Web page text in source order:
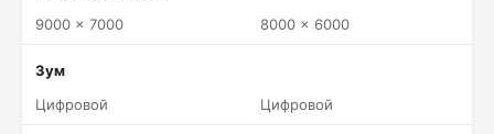
9000 x 7000
8000 x 6000
Зум
Цифровой
Цифровой